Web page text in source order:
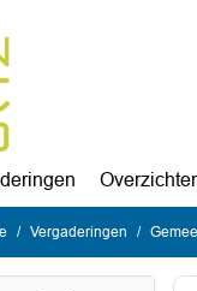
Vergaderingen